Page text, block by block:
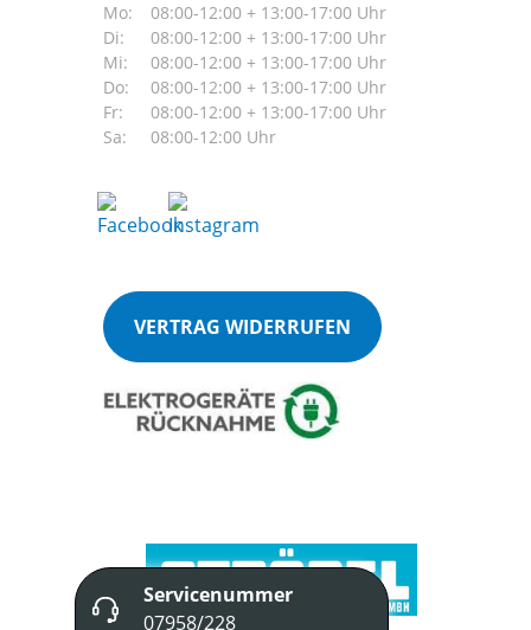
Mo:
08:00-12:00 + 13:00-17:00 Uhr
Di:
08:00-12:00 + 13:00-17:00 Uhr
Mi:
08:00-12:00 + 13:00-17:00 Uhr
Do:
08:00-12:00 + 13:00-17:00 Uhr
Fr:
08:00-12:00 + 13:00-17:00 Uhr
Sa:
08:00-12:00 Uhr
VERTRAG WIDERRUFEN
Servicenummer
07958/228